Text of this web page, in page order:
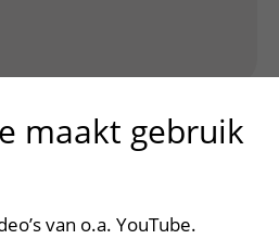
maakt gebruik
van o.a. YouTube.